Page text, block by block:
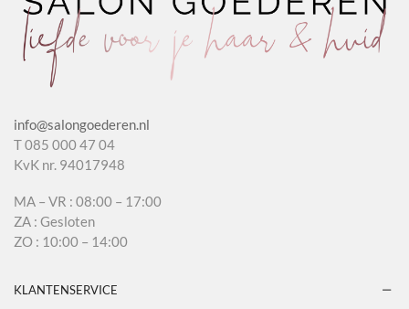
info@salongoederen.nl
T 085 000 47 04
KvK nr. 94017948
MA – VR : 08:00 – 17:00
ZA : Gesloten
ZO : 10:00 – 14:00
KLANTENSERVICE